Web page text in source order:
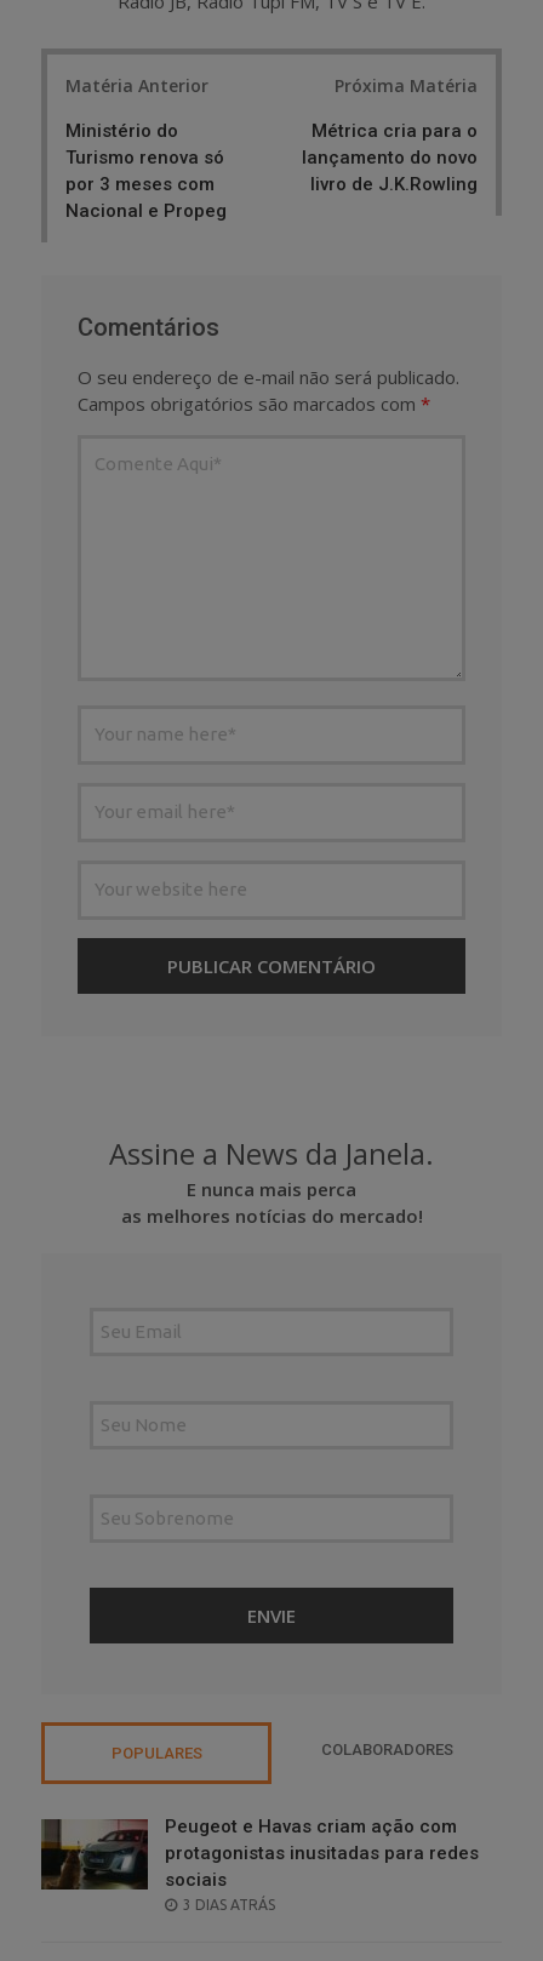
Matéria Anterior
Ministério do
Turismo renova só
por 3 meses com
Nacional e Propeg
Próxima Matéria
Métrica cria para o
lançamento do novo
livro de J.K.Rowling
Comentários
O seu endereço de e-mail não será publicado.
Campos obrigatórios são marcados com *
Assine a News da Janela.
E nunca mais perca
as melhores notícias do mercado!
POPULARES COLABORADORES
Peugeot e Havas criam ação com
protagonistas inusitadas para redes
sociais
POSTED
3 DIAS ATRÁS